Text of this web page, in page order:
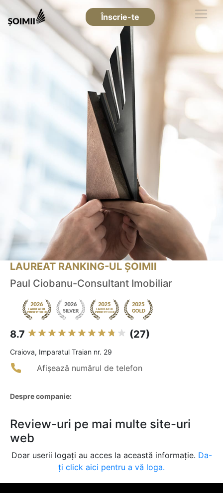
Înscrie-te
LAUREAT RANKING-UL ȘOIMII
Paul Ciobanu-Consultant Imobiliar
8.7 (27)
Craiova, Imparatul Traian nr. 29
Afișează numărul de telefon
Despre companie:
Review-uri pe mai multe site-uri
web
Doar userii logați au acces la această informație. Da-
ți click aici pentru a vă loga.